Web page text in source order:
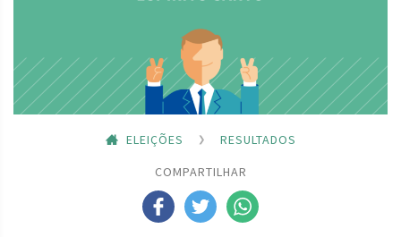
ELEIÇÕES
RESULTADOS
COMPARTILHAR